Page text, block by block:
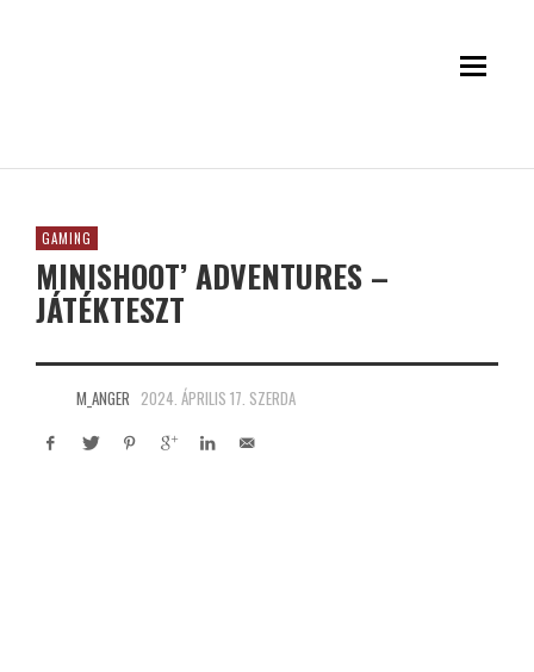
GAMING
MINISHOOT’ ADVENTURES –
JÁTÉKTESZT
M_ANGER 2024. ÁPRILIS 17. SZERDA